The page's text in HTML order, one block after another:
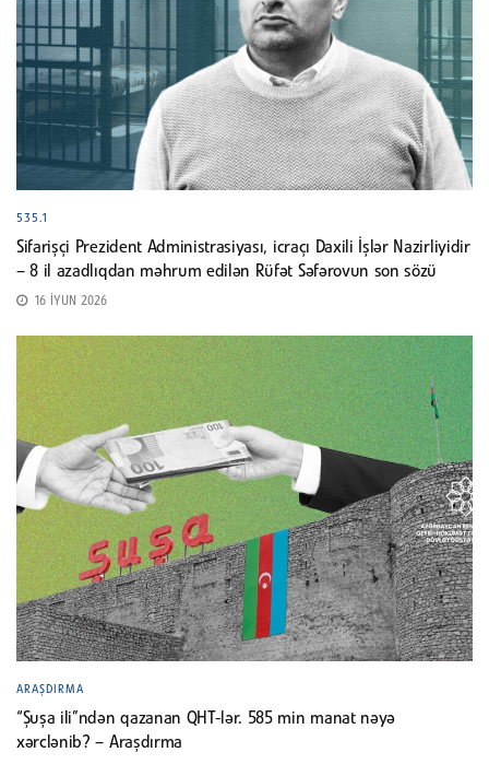
535.1
Sifarişçi Prezident Administrasiyası, icraçı Daxili İşlər Nazirliyidir
– 8 il azadlıqdan məhrum edilən Rüfət Səfərovun son sözü
16 İYUN 2026
ARAŞDIRMA
“Şuşa ili”ndən qazanan QHT-lər. 585 min manat nəyə
xərclənib? – Araşdırma